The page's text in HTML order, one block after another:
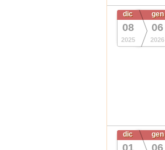
dic
08
2025
gen
06
2026
dic
01
gen
06